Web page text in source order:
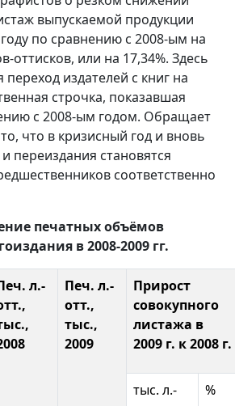
выпускаемой продукции
по сравнению с 2008-ым на
оттисков, или на 17,34%. Здесь
переход издателей с книг на
строчка, показавшая
с 2008-ым годом. Обращает
что в кризисный год и вновь
переиздания становятся
соответственно
печатных объёмов
в 2008-2009 гг.
л.-
Печ. л.-
отт.,
тыс.,
2009
Прирост
совокупного
листажа в
2009 г. к 2008 г.
тыс. л.-
%